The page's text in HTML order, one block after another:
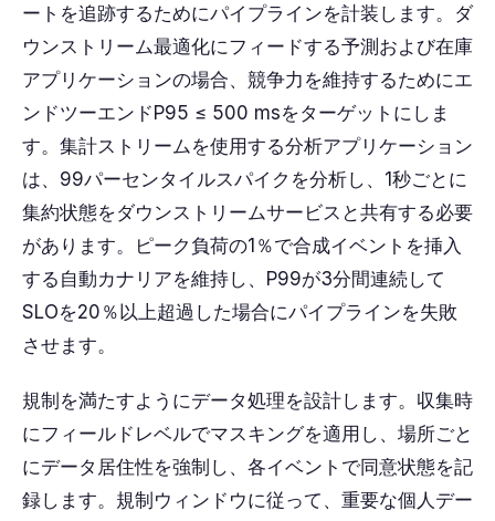
ートを追跡するためにパイプラインを計装します。ダ
ウンストリーム最適化にフィードする予測および在庫
アプリケーションの場合、競争力を維持するためにエ
ンドツーエンドP95 ≤ 500 msをターゲットにしま
す。集計ストリームを使用する分析アプリケーション
は、99パーセンタイルスパイクを分析し、1秒ごとに
集約状態をダウンストリームサービスと共有する必要
があります。ピーク負荷の1％で合成イベントを挿入
する自動カナリアを維持し、P99が3分間連続して
SLOを20％以上超過した場合にパイプラインを失敗
させます。
規制を満たすようにデータ処理を設計します。収集時
にフィールドレベルでマスキングを適用し、場所ごと
にデータ居住性を強制し、各イベントで同意状態を記
録します。規制ウィンドウに従って、重要な個人デー